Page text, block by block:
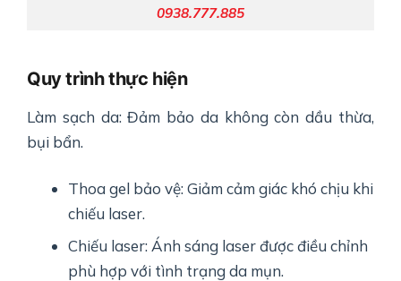
0938.777.885
Quy trình thực hiện
Làm sạch da: Đảm bảo da không còn dầu thừa,
bụi bẩn.
Thoa gel bảo vệ: Giảm cảm giác khó chịu khi
chiếu laser.
Chiếu laser: Ánh sáng laser được điều chỉnh
phù hợp với tình trạng da mụn.